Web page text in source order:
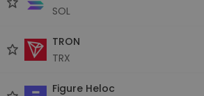
SOL
TRON
TRX
Figure Heloc